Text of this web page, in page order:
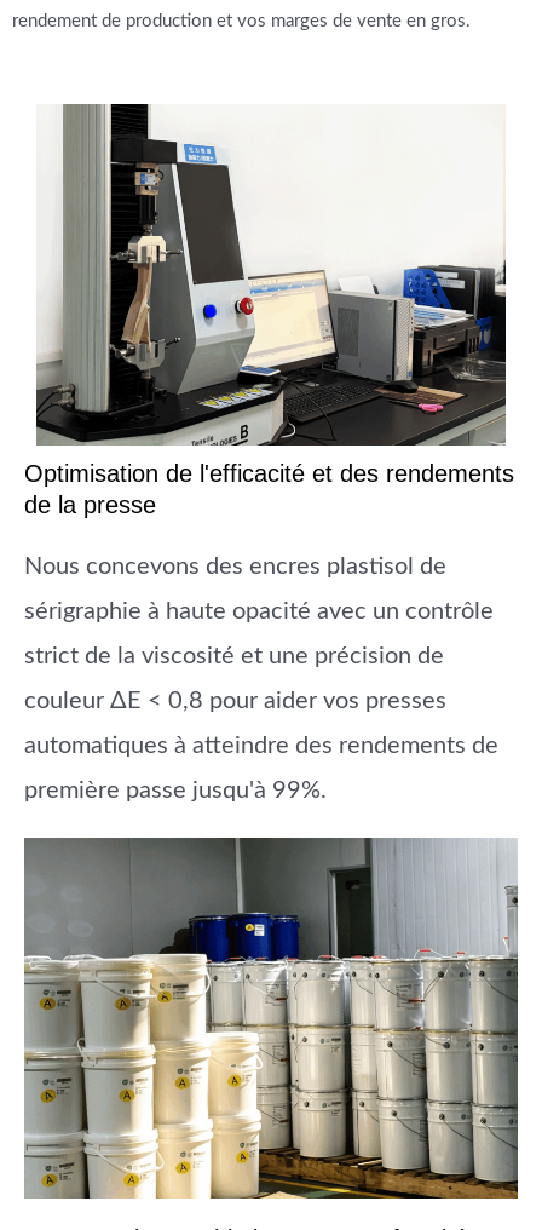
rendement de production et vos marges de vente en gros.
Optimisation de l'efficacité et des rendements
de la presse
Nous concevons des encres plastisol de
sérigraphie à haute opacité avec un contrôle
strict de la viscosité et une précision de
couleur ΔE < 0,8 pour aider vos presses
automatiques à atteindre des rendements de
première passe jusqu'à 99%.